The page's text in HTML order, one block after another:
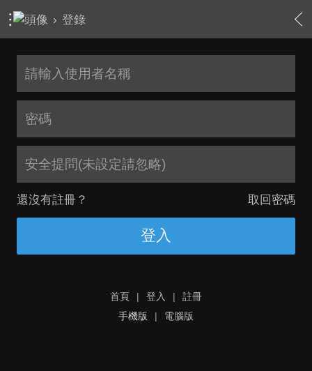
› 登錄
安全提問(未設定請忽略)
還沒有註冊？ 取回密碼
登入
首頁 | 登入 |
註冊
手機版
| 電腦版